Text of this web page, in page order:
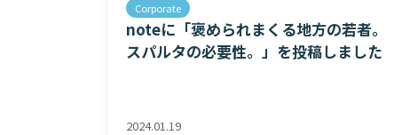
Corporate
noteに「褒められまくる地方の若者。
スパルタの必要性。」を投稿しました
2024.01.19